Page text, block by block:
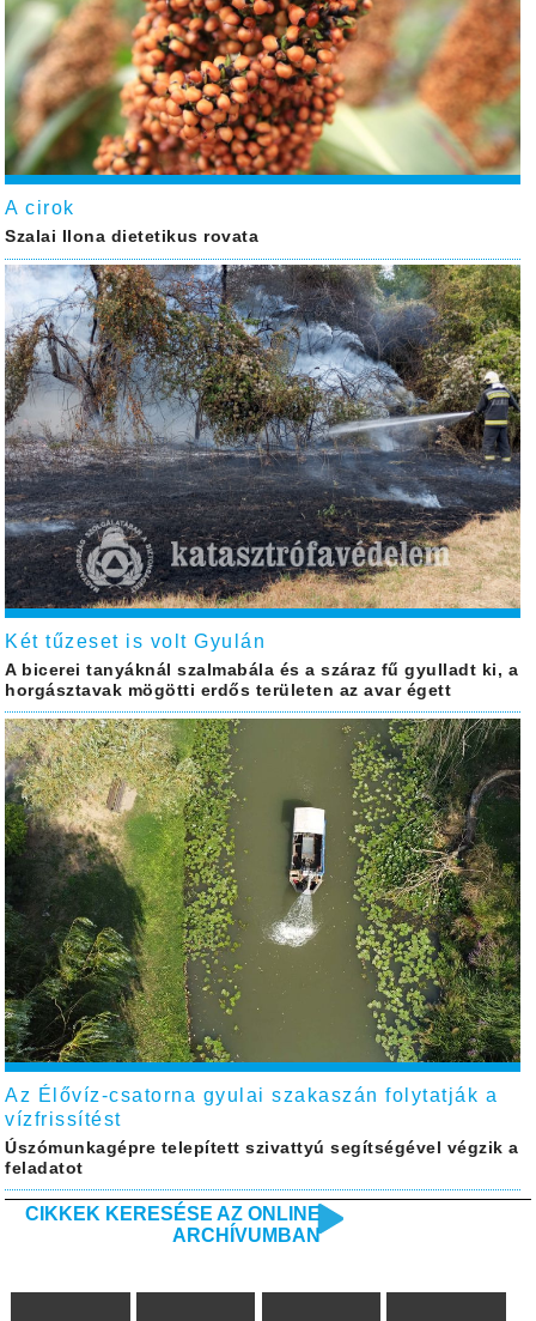
A cirok
Szalai Ilona dietetikus rovata
Két tűzeset is volt Gyulán
A bicerei tanyáknál szalmabála és a száraz fű gyulladt ki, a
horgásztavak mögötti erdős területen az avar égett
Az Élővíz-csatorna gyulai szakaszán folytatják a
vízfrissítést
Úszómunkagépre telepített szivattyú segítségével végzik a
feladatot
CIKKEK KERESÉSE AZ ONLINE
ARCHÍVUMBAN